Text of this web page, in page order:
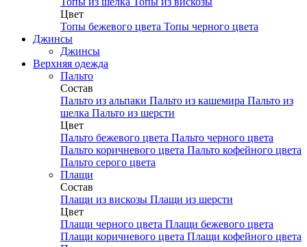
Цвет
Топы бежевого цвета Топы черного цвета
Джинсы
Джинсы
Верхняя одежда
Пальто
Состав
Пальто из альпаки Пальто из кашемира Пальто из
шелка Пальто из шерсти
Цвет
Пальто бежевого цвета Пальто черного цвета
Пальто коричневого цвета Пальто кофейного цвета
Пальто серого цвета
Плащи
Состав
Плащи из вискозы Плащи из шерсти
Цвет
Плащи черного цвета Плащи бежевого цвета
Плащи коричневого цвета Плащи кофейного цвета